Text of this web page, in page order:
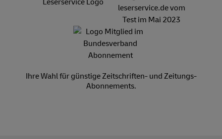
Ihre Wahl für günstige Zeitschriften- und Zeitungs-
Abonnements.